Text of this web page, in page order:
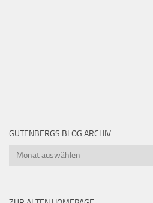
GUTENBERGS BLOG ARCHIV
Gutenbergs